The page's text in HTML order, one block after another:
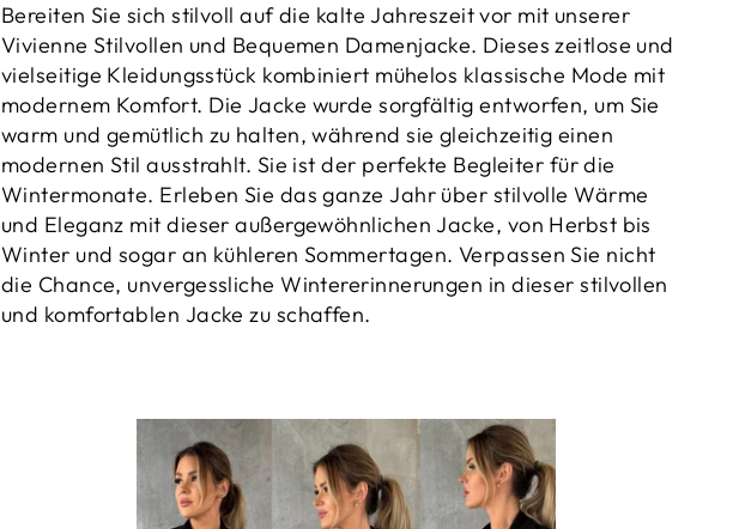
Bereiten Sie sich stilvoll auf die kalte Jahreszeit vor mit unserer
Vivienne Stilvollen und Bequemen Damenjacke. Dieses zeitlose und
vielseitige Kleidungsstück kombiniert mühelos klassische Mode mit
modernem Komfort. Die Jacke wurde sorgfältig entworfen, um Sie
warm und gemütlich zu halten, während sie gleichzeitig einen
modernen Stil ausstrahlt. Sie ist der perfekte Begleiter für die
Wintermonate. Erleben Sie das ganze Jahr über stilvolle Wärme
und Eleganz mit dieser außergewöhnlichen Jacke, von Herbst bis
Winter und sogar an kühleren Sommertagen. Verpassen Sie nicht
die Chance, unvergessliche Wintererinnerungen in dieser stilvollen
und komfortablen Jacke zu schaffen.